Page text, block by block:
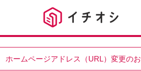
ホームページアドレス（URL）変更の